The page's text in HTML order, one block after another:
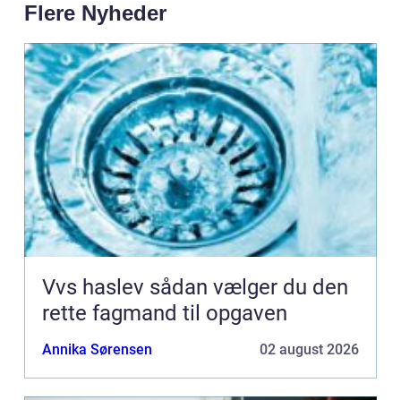
Flere Nyheder
Vvs haslev sådan vælger du den
rette fagmand til opgaven
Annika Sørensen 02 august 2026